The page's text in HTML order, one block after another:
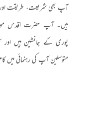
آپ بھی شریعت، طریقت
ہیں۔ آپ حضرت اقدس
پوری کے جانشین ہیں اور
متوسلین آپ کی رہنمائی میں